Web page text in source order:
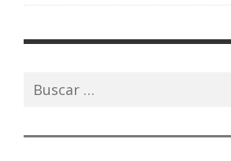
Buscar: